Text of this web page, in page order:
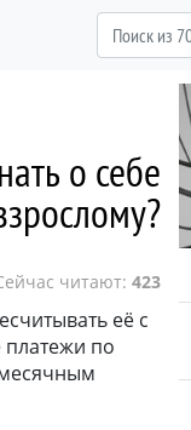
о себе
читают: 423
её с
платежи по